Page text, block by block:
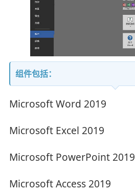
组件包括：
Microsoft Word 2019
Microsoft Excel 2019
Microsoft PowerPoint 2019
Microsoft Access 2019